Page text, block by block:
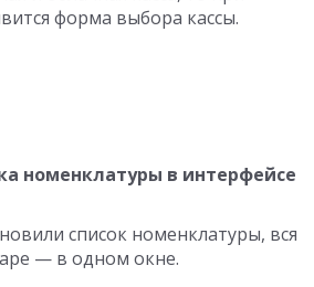
форма выбора кассы.
номенклатуры в интерфейсе
список номенклатуры, вся
— в одном окне.